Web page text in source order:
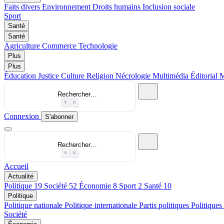
Faits divers Environnement Droits humains Inclusion sociale
Sport
Santé
Santé
Agriculture Commerce Technologie
Plus
Plus
Éducation Justice Culture Religion Nécrologie Multimédia Éditorial
Rechercher…
⌘ K
Connexion S'abonner
Rechercher…
⌘ K
Accueil
Actualité
Politique 19 Société 52 Économie 8 Sport 2 Santé 10
Politique
Politique nationale Politique internationale Partis politiques Politiques
Société